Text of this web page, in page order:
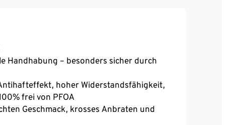
– besonders sicher durch
hoher Widerstandsfähigkeit,
frei von PFOA
Geschmack, krosses Anbraten und